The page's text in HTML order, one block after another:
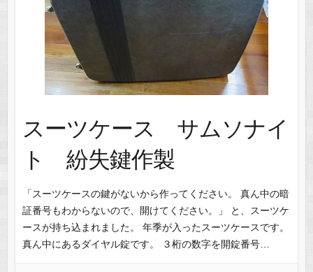
スーツケース サムソナイ
ト 紛失鍵作製
「スーツケースの鍵がないから作ってください。 真ん中の暗
証番号もわからないので、開けてください。」 と、スーツケ
ースが持ち込まれました。 年季が入ったスーツケースです。
真ん中にあるダイヤル錠です。 ３桁の数字を開錠番号…